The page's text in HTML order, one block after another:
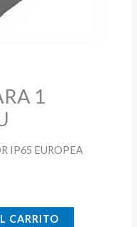
1
IP65 EUROPEA
CARRITO